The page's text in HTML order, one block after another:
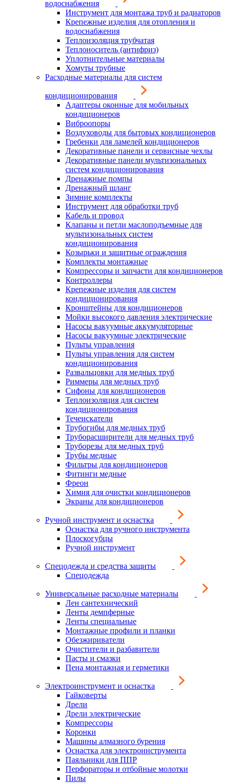
водоснабжения
Инструмент для монтажа труб и радиаторов
Крепежные изделия для отопления и
водоснабжения
Теплоизоляция трубчатая
Теплоноситель (антифриз)
Уплотнительные материалы
Хомуты трубные
Расходные материалы для систем
кондиционирования
Адаптеры оконные для мобильных
кондиционеров
Виброопоры
Воздуховоды для бытовых кондиционеров
Гребенки для ламелей кондиционеров
Декоративные панели и сервисные чехлы
Декоративные панели мультизональных
систем кондиционирования
Дренажные помпы
Дренажный шланг
Зимние комплекты
Инструмент для обработки труб
Кабель и провод
Клапаны и петли маслоподъемные для
мультизональных систем
кондиционирования
Козырьки и защитные ограждения
Комплекты монтажные
Компрессоры и запчасти для кондиционеров
Контроллеры
Крепежные изделия для систем
кондиционирования
Кронштейны для кондиционеров
Мойки высокого давления электрические
Насосы вакуумные аккумуляторные
Насосы вакуумные электрические
Пульты управления
Пульты управления для систем
кондиционирования
Развальцовки для медных труб
Риммеры для медных труб
Сифоны для кондиционеров
Теплоизоляция для систем
кондиционирования
Течеискатели
Трубогибы для медных труб
Труборасширители для медных труб
Труборезы для медных труб
Трубы медные
Фильтры для кондиционеров
Фитинги медные
Фреон
Химия для очистки кондиционеров
Экраны для кондиционеров
Ручной инструмент и оснастка
Оснастка для ручного инструмента
Плоскогубцы
Ручной инструмент
Спецодежда и средства защиты
Спецодежда
Универсальные расходные материалы
Лен сантехнический
Ленты демпферные
Ленты специальные
Монтажные профили и планки
Обезжириватели
Очистители и разбавители
Пасты и смазки
Пена монтажная и герметики
Электроинструмент и оснастка
Гайковерты
Дрели
Дрели электрические
Компрессоры
Коронки
Машины алмазного бурения
Оснастка для электроинструмента
Паяльники для ППР
Перфораторы и отбойные молотки
Пилы